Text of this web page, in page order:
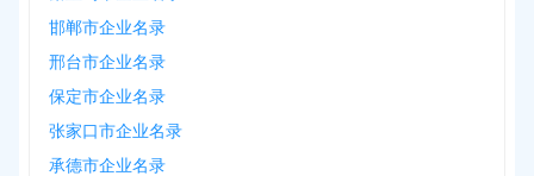
邯郸市企业名录
邢台市企业名录
保定市企业名录
张家口市企业名录
承德市企业名录